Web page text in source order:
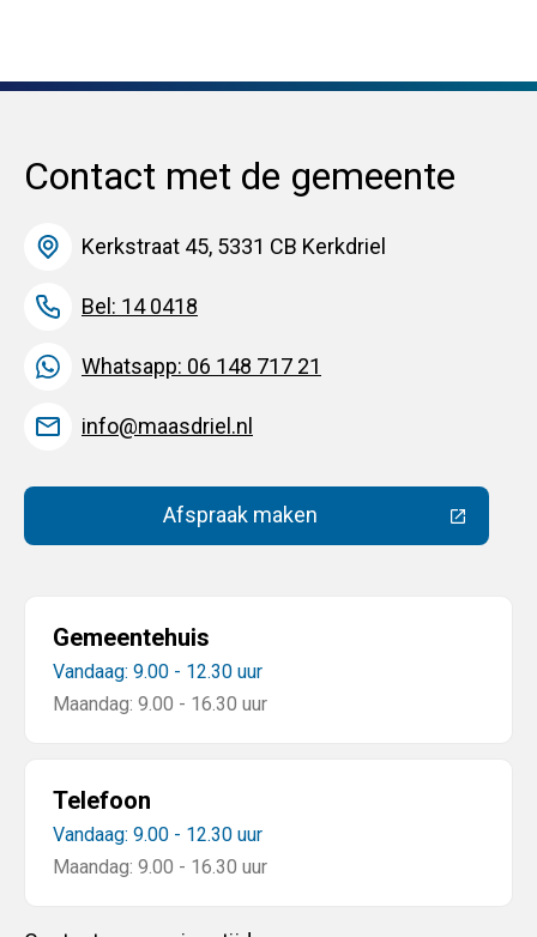
Contact met de gemeente
Kerkstraat 45, 5331 CB Kerkdriel
Bel: 14 0418
Whatsapp: 06 148 717 21
info@maasdriel.nl
Afspraak maken(Deze link gaat naar een
Gemeentehuis
Vandaag: 9.00 - 12.30 uur
Maandag: 9.00 - 16.30 uur
Telefoon
Vandaag: 9.00 - 12.30 uur
Maandag: 9.00 - 16.30 uur